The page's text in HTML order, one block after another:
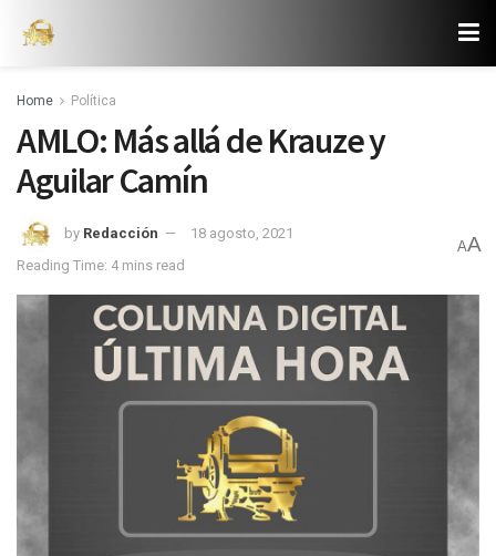
Home Política
AMLO: Más allá de Krauze y
Aguilar Camín
by Redacción
18 agosto, 2021
Reading Time: 4 mins read
AA